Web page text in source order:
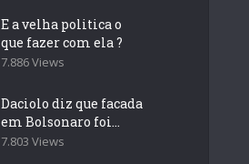
E a velha politica o
que fazer com ela ?
7.886 Views
Daciolo diz que facada
em Bolsonaro foi...
7.803 Views